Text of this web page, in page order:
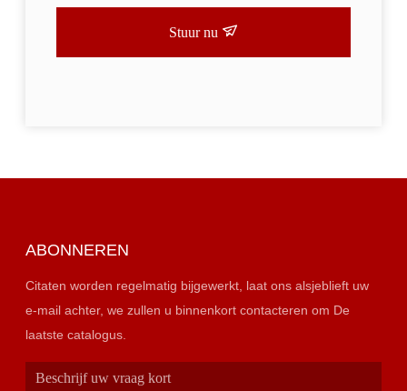
Stuur nu
ABONNEREN
Citaten worden regelmatig bijgewerkt, laat ons alsjeblieft uw
e-mail achter, we zullen u binnenkort contacteren om De
laatste catalogus.